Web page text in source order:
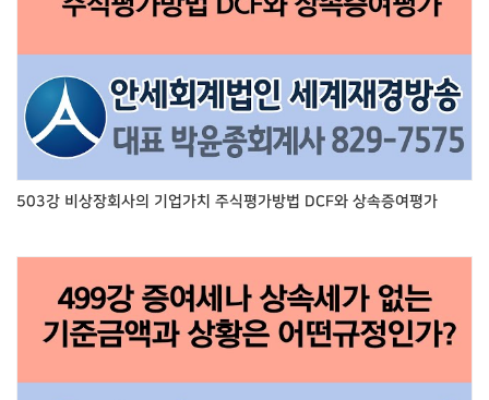
503강 비상장회사의 기업가치 주식평가방법 DCF와 상속증여평가